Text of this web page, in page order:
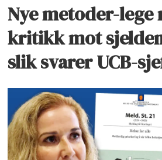
Nye metoder-lege
kritikk mot
slik svarer UCB-